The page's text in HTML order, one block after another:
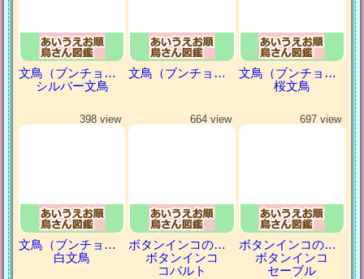
文鳥（ブンチョウ）
シルバー文鳥
文鳥（ブンチョウ）
文鳥（ブンチョウ）
桜文鳥
398 view
文鳥（ブンチョウ）
白文鳥
664 view
ボタンインコの仲間
ボタンインコ
コバルト
697 view
ボタンインコの仲間
ボタンインコ
セーブル